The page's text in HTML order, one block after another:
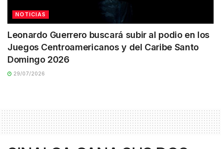
NOTICIAS
Leonardo Guerrero buscará subir al podio en los
Juegos Centroamericanos y del Caribe Santo
Domingo 2026
29/07/2026